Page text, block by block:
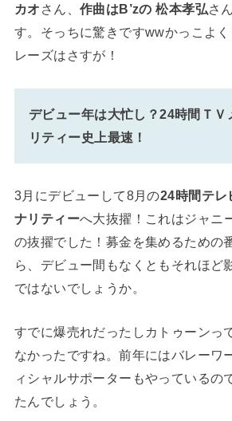
カオ さん、 作曲はB’zの 松本孝弘さ
す。そっちに驚きですwwかっこよ
レーズはさすが！
デビュー年は大忙し？24時間ＴＶ
リティー史上最速！
3月にデビューして8月の24時間テレ
ナリティーへ大抜擢！これはジャニ
の抜擢でした！募金を集めるための
ら、デビュー間もなくともそれほど
ではないでしょうか。
すでに爆売れだったしカトゥーンっ
なかったですね。前年にはバレーワ
ィシャルサポーターもやっているの
たんでしょう。